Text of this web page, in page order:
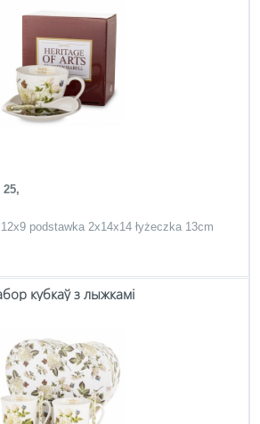
25,
podstawka 2x14x14 łyżeczka 13cm
кубкаў з лыжкамі